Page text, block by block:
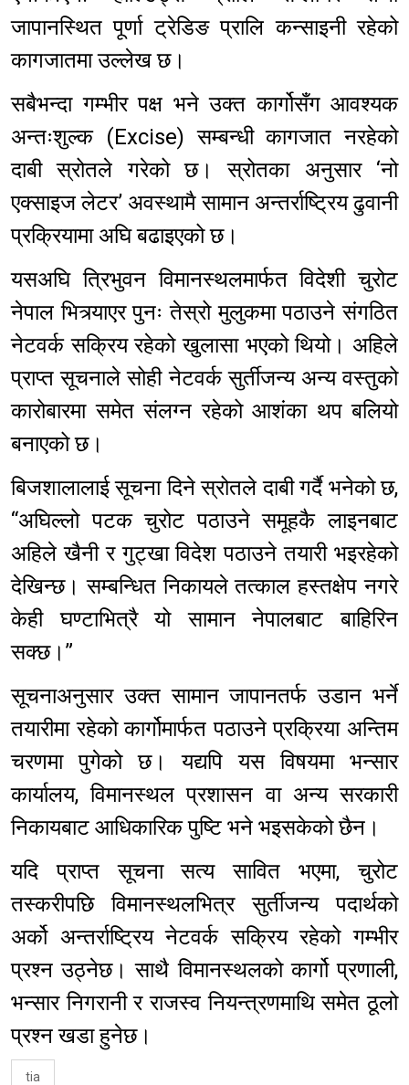
जापानस्थित पूर्णा ट्रेडिङ प्रालि कन्साइनी रहेको
कागजातमा उल्लेख छ।
सबैभन्दा गम्भीर पक्ष भने उक्त कार्गोसँग आवश्यक
अन्तःशुल्क (Excise) सम्बन्धी कागजात नरहेको
दाबी स्रोतले गरेको छ। स्रोतका अनुसार ‘नो
एक्साइज लेटर’ अवस्थामै सामान अन्तर्राष्ट्रिय ढुवानी
प्रक्रियामा अघि बढाइएको छ।
यसअघि त्रिभुवन विमानस्थलमार्फत विदेशी चुरोट
नेपाल भित्र्याएर पुनः तेस्रो मुलुकमा पठाउने संगठित
नेटवर्क सक्रिय रहेको खुलासा भएको थियो। अहिले
प्राप्त सूचनाले सोही नेटवर्क सुर्तीजन्य अन्य वस्तुको
कारोबारमा समेत संलग्न रहेको आशंका थप बलियो
बनाएको छ।
बिजशालालाई सूचना दिने स्रोतले दाबी गर्दै भनेको छ,
“अघिल्लो पटक चुरोट पठाउने समूहकै लाइनबाट
अहिले खैनी र गुट्खा विदेश पठाउने तयारी भइरहेको
देखिन्छ। सम्बन्धित निकायले तत्काल हस्तक्षेप नगरे
केही घण्टाभित्रै यो सामान नेपालबाट बाहिरिन
सक्छ।”
सूचनाअनुसार उक्त सामान जापानतर्फ उडान भर्ने
तयारीमा रहेको कार्गोमार्फत पठाउने प्रक्रिया अन्तिम
चरणमा पुगेको छ। यद्यपि यस विषयमा भन्सार
कार्यालय, विमानस्थल प्रशासन वा अन्य सरकारी
निकायबाट आधिकारिक पुष्टि भने भइसकेको छैन।
यदि प्राप्त सूचना सत्य सावित भएमा, चुरोट
तस्करीपछि विमानस्थलभित्र सुर्तीजन्य पदार्थको
अर्को अन्तर्राष्ट्रिय नेटवर्क सक्रिय रहेको गम्भीर
प्रश्न उठ्नेछ। साथै विमानस्थलको कार्गो प्रणाली,
भन्सार निगरानी र राजस्व नियन्त्रणमाथि समेत ठूलो
प्रश्न खडा हुनेछ।
tia